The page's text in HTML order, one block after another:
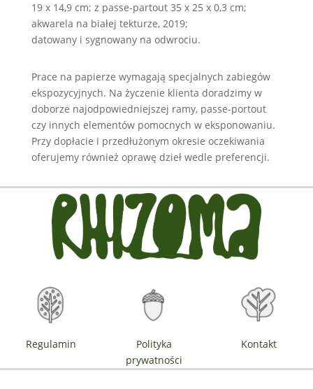
19 x 14,9 cm; z passe-partout 35 x 25 x 0,3 cm;
akwarela na białej tekturze, 2019;
datowany i sygnowany na odwrociu.
Prace na papierze wymagają specjalnych zabiegów
ekspozycyjnych. Na życzenie klienta doradzimy w
doborze najodpowiedniejszej ramy, passe-portout
czy innych elementów pomocnych w eksponowaniu.
Przy dopłacie i przedłużonym okresie oczekiwania
oferujemy również oprawę dzieł wedle preferencji.
Regulamin
Polityka
prywatności
Kontakt